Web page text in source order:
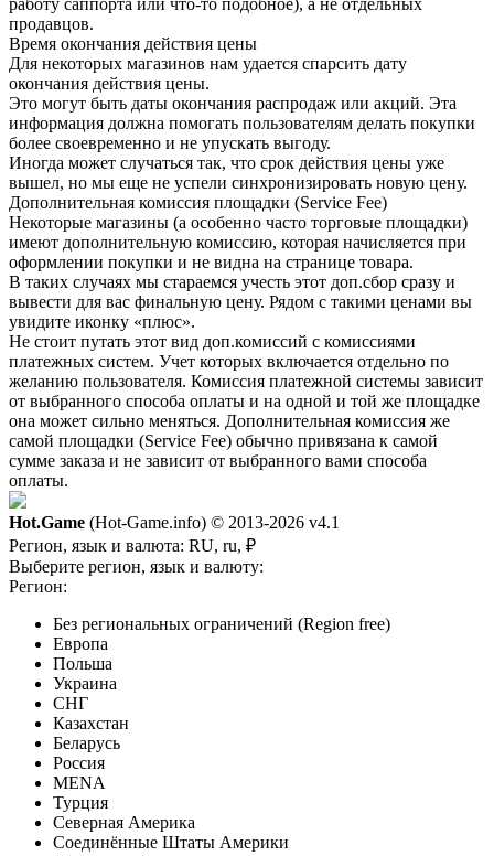
работу саппорта или что-то подобное), а не отдельных
продавцов.
Время окончания действия цены
Для некоторых магазинов нам удается спарсить дату
окончания действия цены.
Это могут быть даты окончания распродаж или акций. Эта
информация должна помогать пользователям делать покупки
более своевременно и не упускать выгоду.
Иногда может случаться так, что срок действия цены уже
вышел, но мы еще не успели синхронизировать новую цену.
Дополнительная комиссия площадки (Service Fee)
Некоторые магазины (а особенно часто торговые площадки)
имеют дополнительную комиссию, которая начисляется при
оформлении покупки и не видна на странице товара.
В таких случаях мы стараемся учесть этот доп.сбор сразу и
вывести для вас финальную цену. Рядом с такими ценами вы
увидите иконку «плюс».
Не стоит путать этот вид доп.комиссий с комиссиями
платежных систем. Учет которых включается отдельно по
желанию пользователя. Комиссия платежной системы зависит
от выбранного способа оплаты и на одной и той же площадке
она может сильно меняться. Дополнительная комиссия же
самой площадки (Service Fee) обычно привязана к самой
сумме заказа и не зависит от выбранного вами способа
оплаты.
Hot.Game (Hot-Game.info) © 2013-2026 v4.1
Регион, язык и валюта: RU, ru, ₽
Выберите регион, язык и валюту:
Регион:
Без региональных ограничений (Region free)
Европа
Польша
Украина
СНГ
Казахстан
Беларусь
Россия
MENA
Турция
Северная Америка
Соединённые Штаты Америки